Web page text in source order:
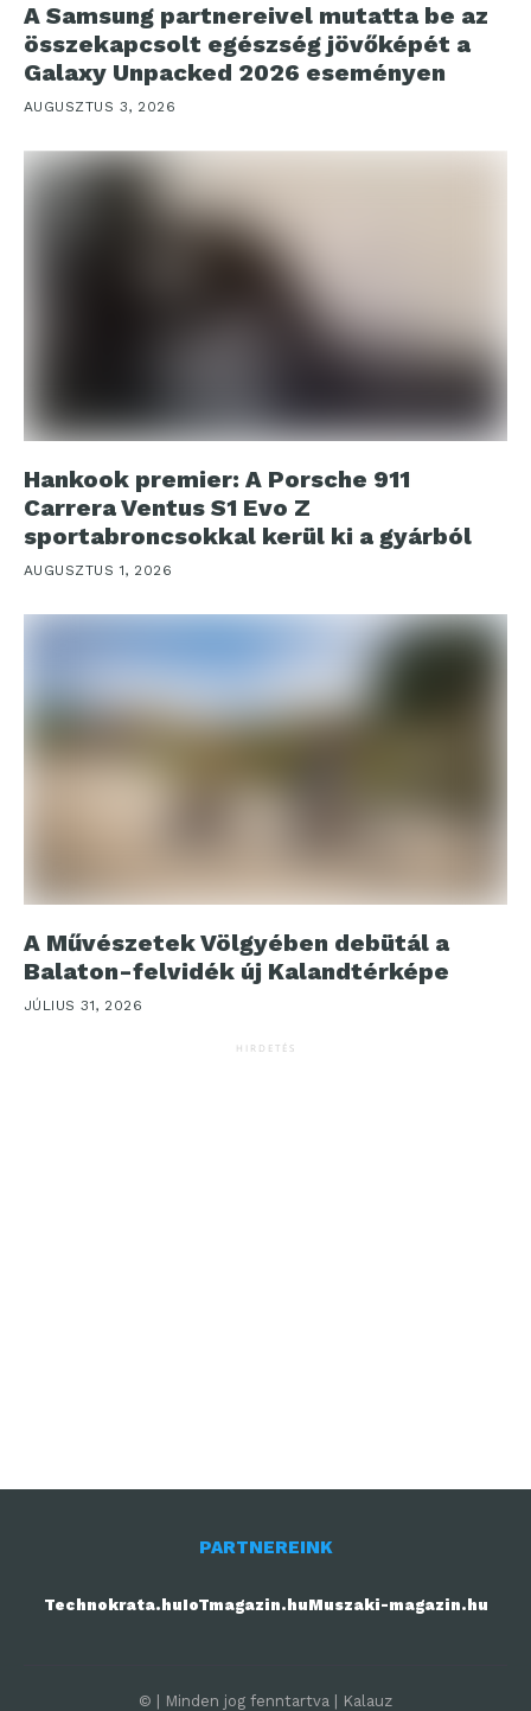
A Samsung partnereivel mutatta be az
összekapcsolt egészség jövőképét a
Galaxy Unpacked 2026 eseményen
AUGUSZTUS 3, 2026
Hankook premier: A Porsche 911
Carrera Ventus S1 Evo Z
sportabroncsokkal kerül ki a gyárból
AUGUSZTUS 1, 2026
A Művészetek Völgyében debütál a
Balaton-felvidék új Kalandtérképe
JÚLIUS 31, 2026
HIRDETÉS
PARTNEREINK
Technokrata.huIoTmagazin.huMuszaki-magazin.hu
© | Minden jog fenntartva | Kalauz